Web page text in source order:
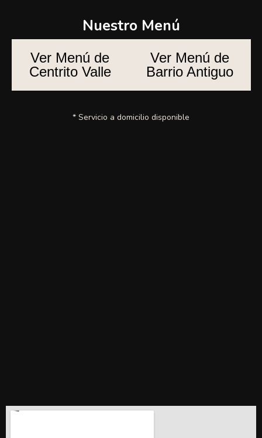
Nuestro Menú
Ver Menú de
Centrito Valle
Ver Menú de
Barrio Antiguo
* Servicio a domicilio disponible